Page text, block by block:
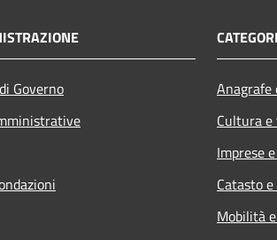
Governo
Cultura
Imprese
Catasto
Mobilità